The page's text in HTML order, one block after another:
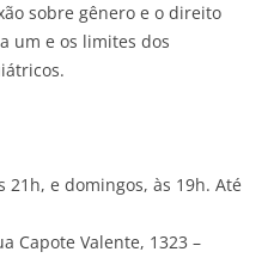
sobre gênero e o direito
um e os limites dos
21h, e domingos, às 19h. Até
Capote Valente, 1323 –